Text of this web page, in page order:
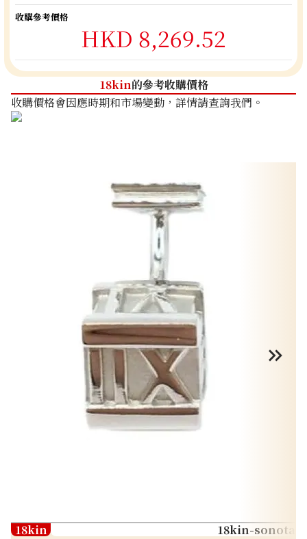
收購參考價格
HKD 8,269.52
18kin的參考收購價格
收購價格會因應時期和市場變動，詳情請查詢我們。
18kin
18kin-sonota